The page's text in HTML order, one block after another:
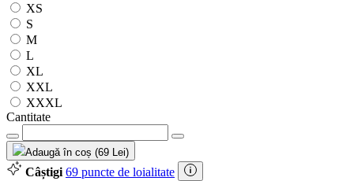
XS
S
M
L
XL
XXL
XXXL
Cantitate
Adaugă în coș (69 Lei)
Câștigi 69 puncte de loialitate